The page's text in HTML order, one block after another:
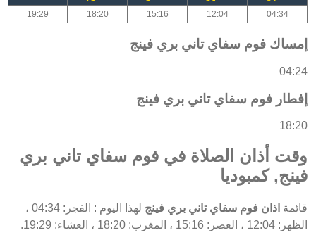
04:34
12:04
15:16
18:20
19:29
إمساك فوم سفاي تاني بري فينج
04:24
إفطار فوم سفاي تاني بري فينج
18:20
وقت أذان الصلاة في فوم سفاي تاني بري
فينج, كمبوديا
قائمة اذان فوم سفاي تاني بري فينج
لهذا اليوم : الفجر: 04:34 ،
الظهر: 12:04 ، العصر: 15:16 ، المغرب: 18:20 ، العشاء: 19:29.